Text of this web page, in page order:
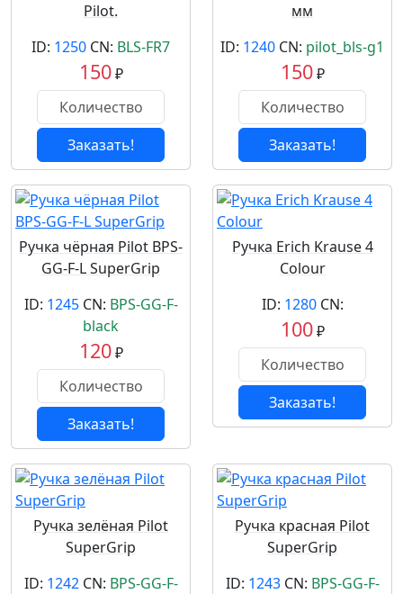
Pilot.
ID: 1250 CN: BLS-FR7
150₽
Заказать!
мм
ID: 1240 CN: pilot_bls-g1
150₽
Заказать!
Ручка чёрная Pilot BPS-
GG-F-L SuperGrip
ID: 1245CN: BPS-GG-F-
black
120₽
Заказать!
Ручка Erich Krause 4
Colour
ID: 1280CN:
100₽
Заказать!
Ручка зелёная Pilot
SuperGrip
ID: 1242CN: BPS-GG-F-
Ручка красная Pilot
SuperGrip
ID: 1243CN: BPS-GG-F-